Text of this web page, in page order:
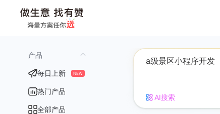
产品
每日上新 NEW
热门产品
全部产品
AI搜索